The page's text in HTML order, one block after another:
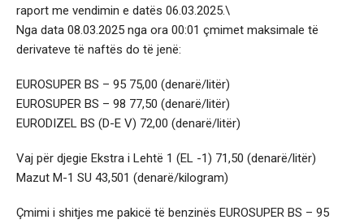
raport me vendimin e datës 06.03.2025.\
Nga data 08.03.2025 nga ora 00:01 çmimet maksimale të
derivateve të naftës do të jenë:
EUROSUPER BS – 95 75,00 (denarë/litër)
EUROSUPER BS – 98 77,50 (denarë/litër)
EURODIZEL BS (D-Е V) 72,00 (denarë/litër)
Vaj për djegie Ekstra i Lehtë 1 (EL -1) 71,50 (denarë/litër)
Mazut М-1 SU 43,501 (denarë/kilogram)
Çmimi i shitjes me pakicë të benzinës EUROSUPER BS – 95